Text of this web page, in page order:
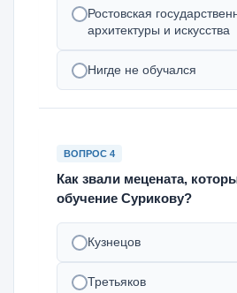
Ростовская
архитектуры и искусства
Нигде не обучался
ВОПРОС 4
Как звали мецената,
обучение Сурикову?
Кузнецов
Третьяков